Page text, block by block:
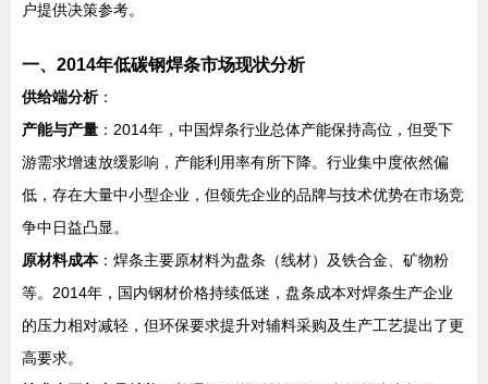
户提供决策参考。
一、2014年低碳钢焊条市场现状分析
供给端分析：
产能与产量 ：2014年，中国焊条行业总体产能保持高位，但受下
游需求增速放缓影响，产能利用率有所下降。行业集中度依然偏
低，存在大量中小型企业，但领先企业的品牌与技术优势在市场竞
争中日益凸显。
原材料成本：焊条主要原材料为盘条（线材）及铁合金、矿物粉
等。2014年，国内钢材价格持续低迷，盘条成本对焊条生产企业
的压力相对减轻，但环保要求提升对辅料采购及生产工艺提出了更
高要求。